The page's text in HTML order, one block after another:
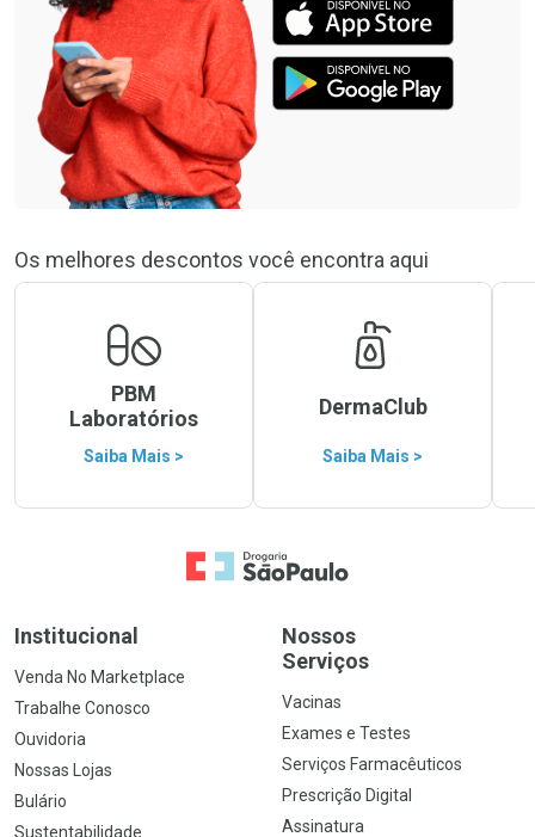
Os melhores descontos você encontra aqui
PBM
Laboratórios
Saiba Mais >
DermaClub
Saiba Mais >
Ir para a Home
Institucional
Venda No Marketplace
Trabalhe Conosco
Ouvidoria
Nossas Lojas
Bulário
Sustentabilidade
Nossos
Serviços
Vacinas
Exames e Testes
Serviços Farmacêuticos
Prescrição Digital
Assinatura